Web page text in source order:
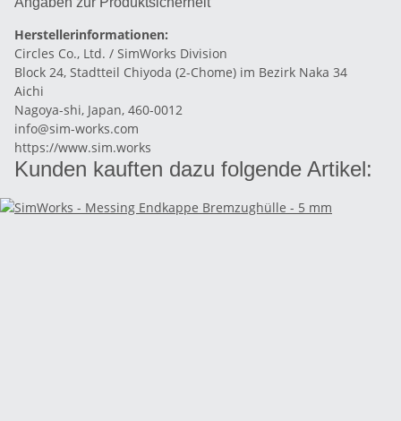
Herstellerinformationen:
Circles Co., Ltd. / SimWorks Division
Block 24, Stadtteil Chiyoda (2-Chome) im Bezirk Naka 34
Aichi
Nagoya-shi, Japan, 460-0012
info@sim-works.com
https://www.sim.works
Kunden kauften dazu folgende Artikel: